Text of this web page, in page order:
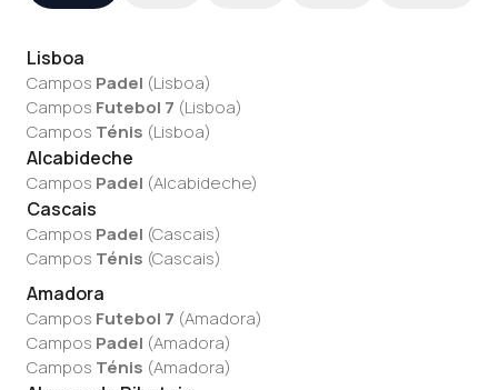
Lisboa
Campos Padel (Lisboa)
Campos Futebol 7 (Lisboa)
Campos Ténis (Lisboa)
Alcabideche
Campos Padel (Alcabideche)
Cascais
Campos Padel (Cascais)
Campos Ténis (Cascais)
Amadora
Campos Futebol 7 (Amadora)
Campos Padel (Amadora)
Campos Ténis (Amadora)